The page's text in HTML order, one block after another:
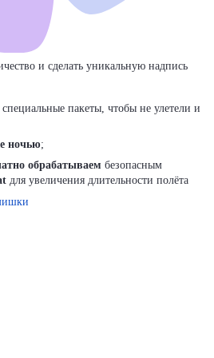
и сделать уникальную надпись
пакеты, чтобы не улетели и
ночью;
обрабатываем безопасным
для увеличения длительности полёта